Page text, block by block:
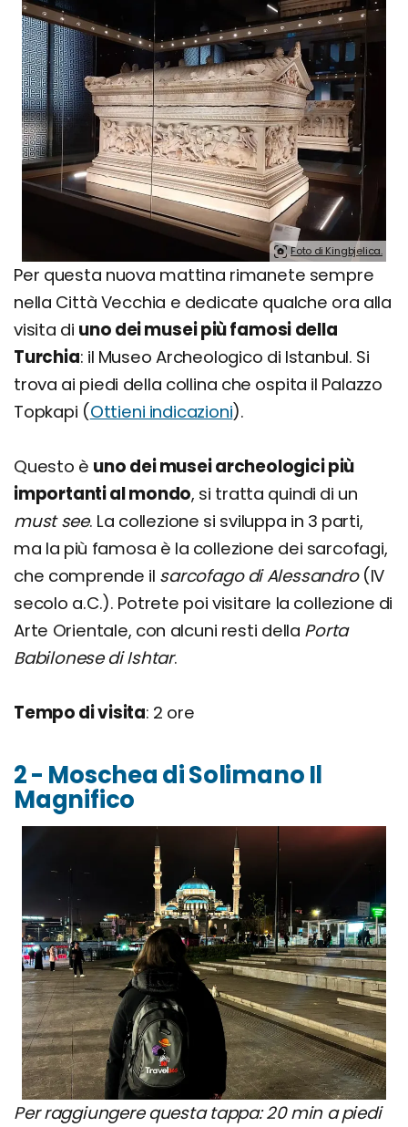
Foto di Kingbjelica.
Per questa nuova mattina rimanete sempre
nella Città Vecchia e dedicate qualche ora alla
visita di uno dei musei più famosi della
Turchia: il Museo Archeologico di Istanbul. Si
trova ai piedi della collina che ospita il Palazzo
Topkapi (Ottieni indicazioni).
Questo è uno dei musei archeologici più
importanti al mondo, si tratta quindi di un
must see. La collezione si sviluppa in 3 parti,
ma la più famosa è la collezione dei sarcofagi,
che comprende il sarcofago di Alessandro(IV
secolo a.C.). Potrete poi visitare la collezione di
Arte Orientale, con alcuni resti della Porta
Babilonese di Ishtar.
Tempo di visita: 2 ore
2 - Moschea di Solimano Il
Magnifico
Per raggiungere questa tappa: 20 min a piedi